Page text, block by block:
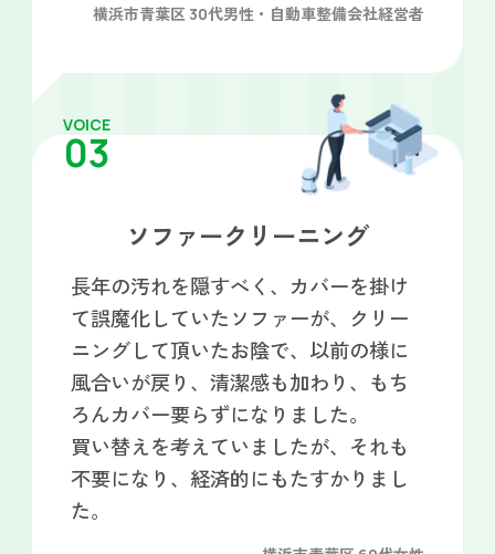
横浜市青葉区 30代男性・自動車整備会社経営者
VOICE
03
ソファークリーニング
長年の汚れを隠すべく、カバーを掛け
て誤魔化していたソファーが、クリー
ニングして頂いたお陰で、以前の様に
風合いが戻り、清潔感も加わり、もち
ろんカバー要らずになりました。
買い替えを考えていましたが、それも
不要になり、経済的にもたすかりまし
た。